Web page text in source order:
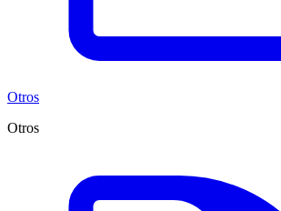
Otros
Otros